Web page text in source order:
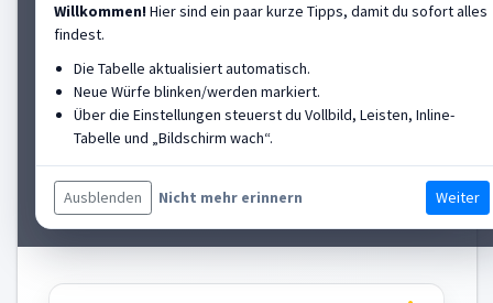
Willkommen! Hier sind ein paar kurze Tipps, damit du sofort alles
findest.
Die Tabelle aktualisiert automatisch.
Neue Würfe blinken/werden markiert.
Über die Einstellungen steuerst du Vollbild, Leisten, Inline-
Tabelle und „Bildschirm wach“.
Ausblenden Nicht mehr erinnern Weiter
Deutschland
Platz2 PB116.31m Aktuell-
St.-Nr.3 Diff-7.68m
Würfe
116.31m | 103.47m | 112.82m | 0.00m |
0.00m